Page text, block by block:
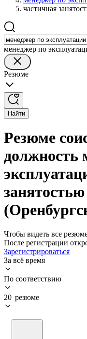
частичная
менеджер по
Резюме
Найти
Резюме
должность
Чтобы видеть все
После регистрации
Зарегистрироваться
За всё время
По соответствию
20 резюме